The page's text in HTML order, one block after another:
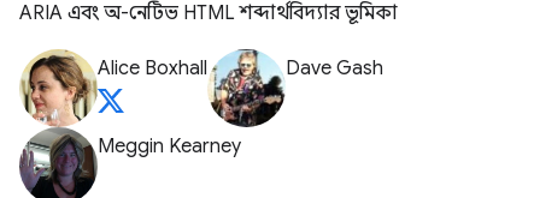
ARIA এবং অ-নেটিভ HTML শব্দার্থবিদ্যার ভূমিকা
Alice Boxhall Dave Gash
Meggin Kearney